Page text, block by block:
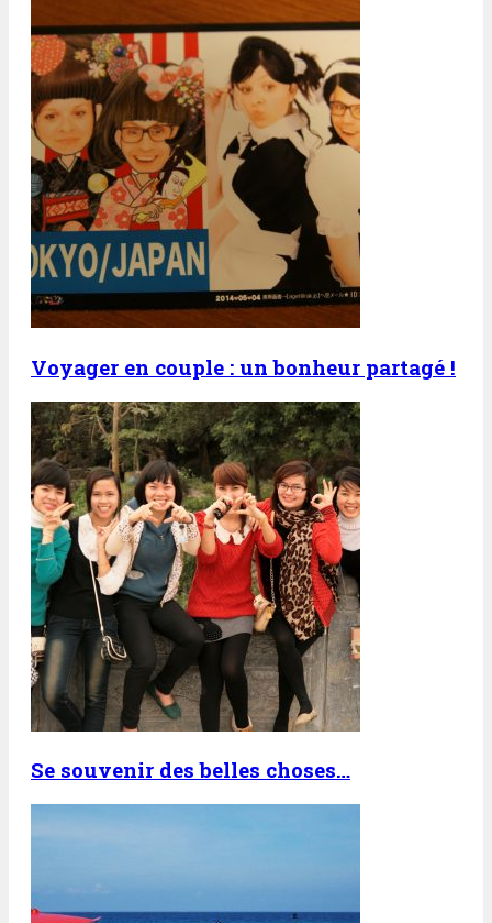
Voyager en couple : un bonheur partagé !
Se souvenir des belles choses…